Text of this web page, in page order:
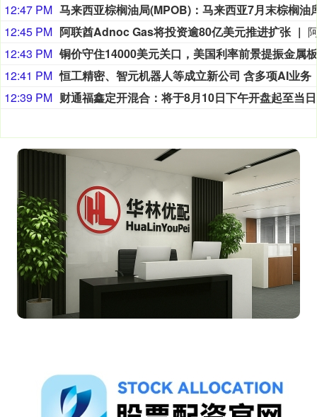
12:47 PM
12:45 PM 阿联酋Adnoc Gas将投资逾80亿美元推进扩张
12:43 PM
12:41 PM 恒工精密、智元机器人等成立新公司 含多项AI业务
12:39 PM